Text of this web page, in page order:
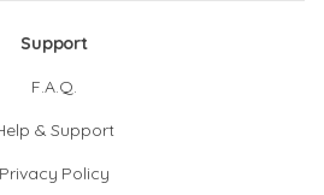
Support
F.A.Q.
& Support
Privacy Policy